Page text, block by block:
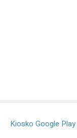
Kiosko Google Play